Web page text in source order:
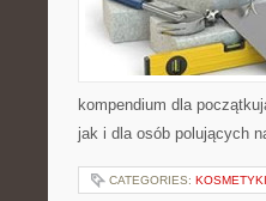
kompendium dla
jak i dla osób polujących
CATEGORIES: